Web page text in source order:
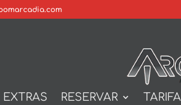
EXTRAS RESERVAR